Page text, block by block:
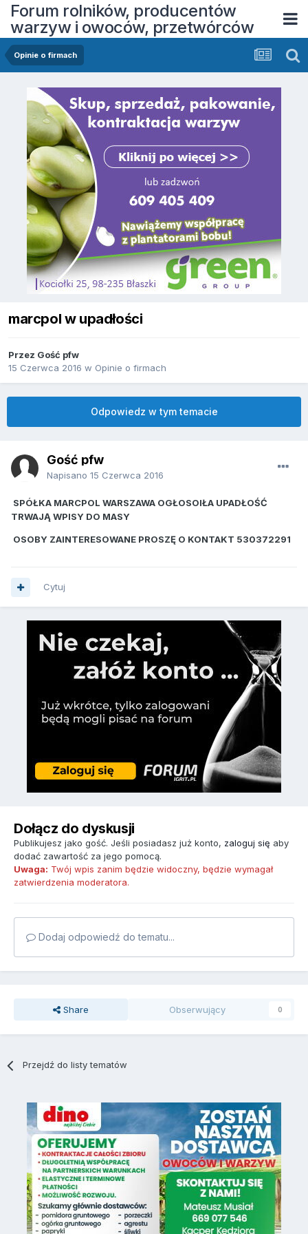
Forum rolników, producentów
warzyw i owoców, przetwórców
Opinie o firmach
marcpol w upadłości
Przez Gość pfw
15 Czerwca 2016 w Opinie o firmach
Odpowiedz w tym temacie
Gość pfw
Napisano 15 Czerwca 2016
SPÓŁKA MARCPOL WARSZAWA OGŁOSOIŁA UPADŁOŚĆ
TRWAJĄ WPISY DO MASY
OSOBY ZAINTERESOWANE PROSZĘ O KONTAKT 530372291
Cytuj
Dołącz do dyskusji
Publikujesz jako gość. Jeśli posiadasz już konto, zaloguj się aby
dodać zawartość za jego pomocą.
Uwaga: Twój wpis zanim będzie widoczny, będzie wymagał
zatwierdzenia moderatora.
Dodaj odpowiedź do tematu...
Share Obserwujący 0
Przejdź do listy tematów